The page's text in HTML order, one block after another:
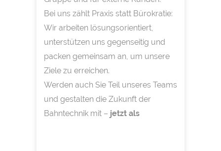
Bei uns zählt Praxis statt Bürokratie:
Wir arbeiten lösungsorientiert,
unterstützen uns gegenseitig und
packen gemeinsam an, um unsere
Ziele zu erreichen.
Werden auch Sie Teil unseres Teams
und gestalten die Zukunft der
Bahntechnik mit – jetzt als